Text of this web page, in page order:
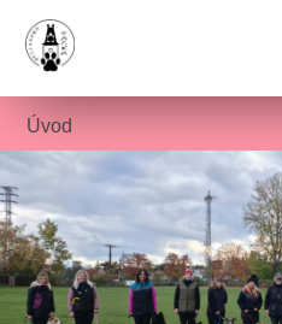
Úvod